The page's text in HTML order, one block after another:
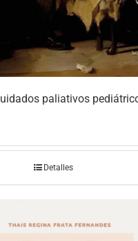
paliativos
Detalles